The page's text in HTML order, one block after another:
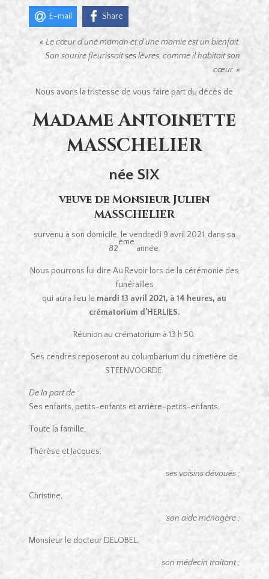
E-mail Share
« Le cœur d’une maman et d’une mamie est un bienfait.
Son sourire fleurissait ses lèvres, comme il habitait son
cœur. »
Nous avons la tristesse de vous faire part du décès de
Madame Antoinette
MASSCHELIER
née SIX
veuve de Monsieur Julien
MASSCHELIER
survenu à son domicile, le vendredi 9 avril 2021, dans sa
82
ème
année.
Nous pourrons lui dire Au Revoir lors de la cérémonie des
funérailles
qui aura lieu le mardi 13 avril 2021, à 14 heures, au
crématorium d’HERLIES.
Réunion au crématorium à 13 h 50.
Ses cendres reposeront au columbarium du cimetière de
STEENVOORDE.
De la part de :
Ses enfants, petits-enfants et arrière-petits-enfants,
Toute la famille,
Thérèse et Jacques,
ses voisins dévoués ;
Christine,
son aide ménagère ;
Monsieur le docteur DELOBEL,
son médecin traitant ;